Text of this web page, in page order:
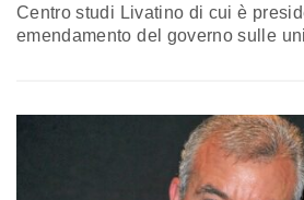
Centro studi Livatino di cui è
emendamento del governo sulle
approvato con voto di fiducia